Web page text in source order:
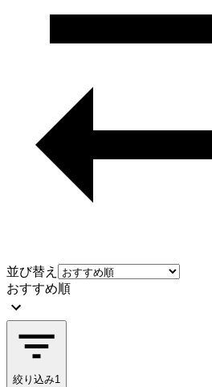
並び替え
おすすめ順
絞り込み1